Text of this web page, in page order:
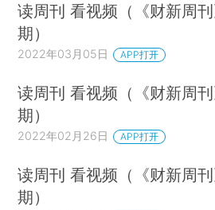
读周刊 看视频（《财新周
期）
2022年03月05日 APP打开
读周刊 看视频（《财新周
期）
2022年02月26日 APP打开
读周刊 看视频（《财新周
期）